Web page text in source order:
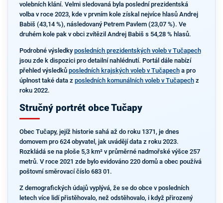
volebních klání. Velmi sledovaná byla poslední prezidentská
volba v roce 2023, kde v prvním kole získal nejvíce hlasů Andrej
Babiš (43,14 %), následovaný Petrem Pavlem (23,07 %). Ve
druhém kole pak v obci zvítězil Andrej Babiš s 54,28 % hlasů.
Podrobné výsledky posledních prezidentských voleb v Tučapech
jsou zde k dispozici pro detailní nahlédnutí. Portál dále nabízí
přehled výsledků posledních krajských voleb v Tučapecha pro
úplnost také data z posledních komunálních voleb v Tučapechz
roku 2022.
Stručný portrét obce Tučapy
Obec Tučapy, jejíž historie sahá až do roku 1371, je dnes
domovem pro 624 obyvatel, jak uvádějí data z roku 2023.
Rozkládá se na ploše 5,3 km² v průměrné nadmořské výšce 257
metrů. V roce 2021 zde bylo evidováno 220 domů a obec používá
poštovní směrovací číslo 683 01.
Z demografických údajů vyplývá, že se do obce v posledních
letech více lidí přistěhovalo, než odstěhovalo, i když přirozený